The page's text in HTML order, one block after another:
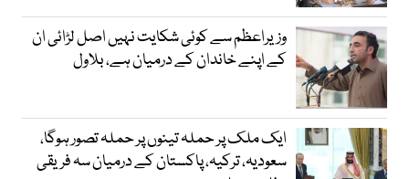
وزیراعظم سے کوئی شکایت نہیں اصل لڑائی ان
کے اپنے خاندان کے درمیان ہے، بلاول
ایک ملک پر حملہ تینوں پر حملہ تصور ہوگا،
سعودیہ، ترکیہ، پاکستان کے درمیان سہ فریقی